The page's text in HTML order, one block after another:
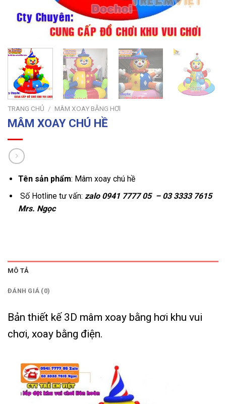
TRANG CHỦ / MÂM XOAY BẰNG HƠI
MÂM XOAY CHÚ HỀ
Tên sản phẩm: Mâm xoay chú hề
Số Hotline tư vấn: zalo 0941 7777 05 – 03 3333 7615
Mrs. Ngọc
MÔ TẢ
ĐÁNH GIÁ (0)
Bản thiết kế 3D mâm xoay bằng hơi khu vui
chơi, xoay bằng điện.